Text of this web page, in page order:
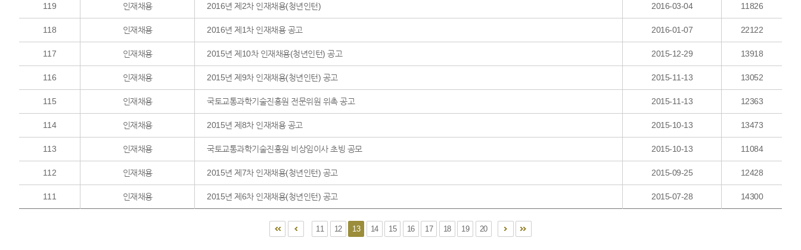
119 인재채용 2016년 제2차 인재채용(청년인턴) 2016-03-04 11826
118 인재채용 2016년 제1차 인재채용 공고 2016-01-07 22122
117 인재채용 2015년 제10차 인재채용(청년인턴) 공고 2015-12-29 13918
116 인재채용 2015년 제9차 인재채용(청년인턴) 공고 2015-11-13 13052
115 인재채용 국토교통과학기술진흥원 전문위원 위촉 공고 2015-11-13 12363
114 인재채용 2015년 제8차 인재채용 공고 2015-10-13 13473
113 인재채용 국토교통과학기술진흥원 비상임이사 초빙 공모 2015-10-13 11084
112 인재채용 2015년 제7차 인재채용(청년인턴) 공고 2015-09-25 12428
111 인재채용 2015년 제6차 인재채용(청년인턴) 공고 2015-07-28 14300
11 12 13 14 15 16 17 18 19 20